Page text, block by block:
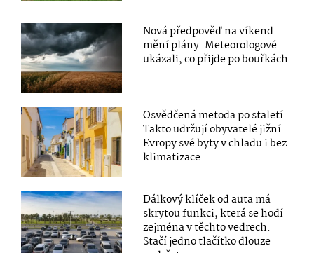
Nová předpověď na víkend
mění plány. Meteorologové
ukázali, co přijde po bouřkách
Osvědčená metoda po staletí:
Takto udržují obyvatelé jižní
Evropy své byty v chladu i bez
klimatizace
Dálkový klíček od auta má
skrytou funkci, která se hodí
zejména v těchto vedrech.
Stačí jedno tlačítko dlouze